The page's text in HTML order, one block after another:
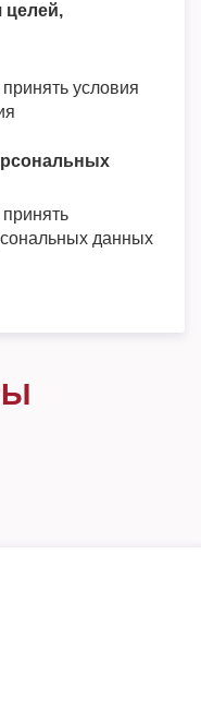
целей,
условия
данных